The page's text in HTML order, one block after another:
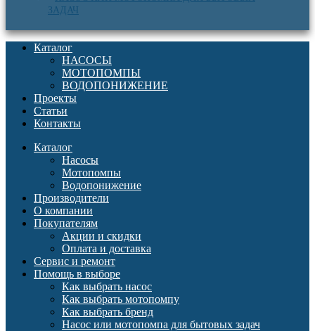
ЗАДАЧ
Каталог
НАСОСЫ
МОТОПОМПЫ
ВОДОПОНИЖЕНИЕ
Проекты
Статьи
Контакты
Каталог
Насосы
Мотопомпы
Водопонижение
Производители
О компании
Покупателям
Акции и скидки
Оплата и доставка
Сервис и ремонт
Помощь в выборе
Как выбрать насос
Как выбрать мотопомпу
Как выбрать бренд
Насос или мотопомпа для бытовых задач